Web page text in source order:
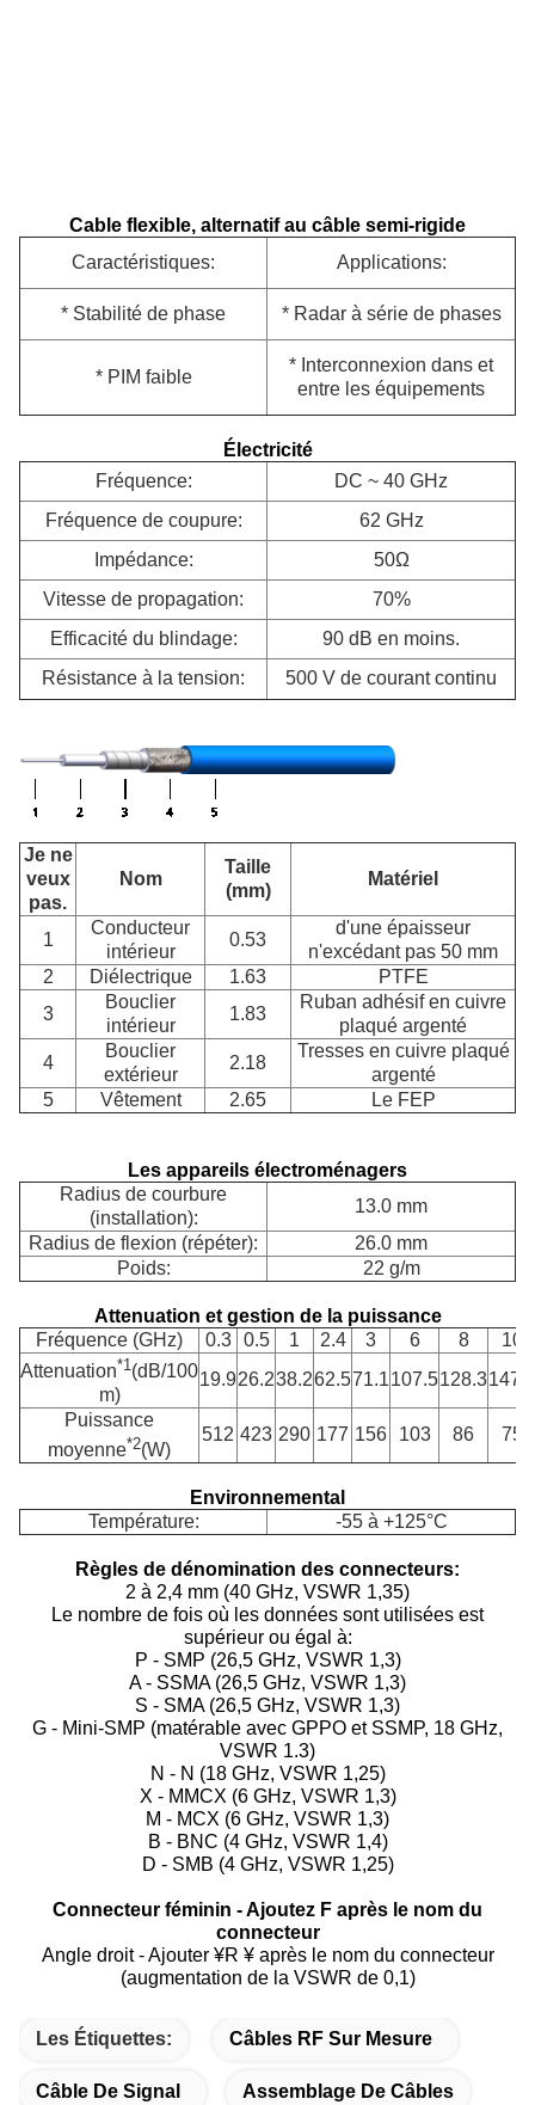
Cable flexible, alternatif au câble semi-rigide
Caractéristiques:
Applications:
* Stabilité de phase * Radar à série de phases
* PIM faible
* Interconnexion dans et
entre les équipements
Électricité
Fréquence:
DC ~ 40 GHz
Fréquence de coupure:
62 GHz
Impédance:
50Ω
Vitesse de propagation:
70%
Efficacité du blindage:
90 dB en moins.
Résistance à la tension:
500 V de courant continu
Je ne
veux
pas.
Nom
Taille
(mm)
Matériel
1
Conducteur
intérieur
0.53
d'une épaisseur
n'excédant pas 50 mm
2
Diélectrique 1.63
PTFE
3
Bouclier
intérieur
1.83
Ruban adhésif en cuivre
plaqué argenté
4
Bouclier
extérieur
2.18
Tresses en cuivre plaqué
argenté
5
Vêtement 2.65 Le FEP
Les appareils électroménagers
Radius de courbure
(installation):
13.0 mm
Radius de flexion (répéter):
26.0 mm
Poids:
22 g/m
Attenuation et gestion de la puissance
Fréquence (GHz)
0.3 0.5 1 2.4 3 6 8
10
Attenuation*1(dB/100
m)
19.926.238.262.571.1107.5128.3147.6
Puissance
moyenne*2(W)
512 423 290 177 156 103 86 75
Environnemental
Température:
-55 à +125°C
Règles de dénomination des connecteurs:
2 à 2,4 mm (40 GHz, VSWR 1,35)
Le nombre de fois où les données sont utilisées est
supérieur ou égal à:
P - SMP (26,5 GHz, VSWR 1,3)
A - SSMA (26,5 GHz, VSWR 1,3)
S - SMA (26,5 GHz, VSWR 1,3)
G - Mini-SMP (matérable avec GPPO et SSMP, 18 GHz,
VSWR 1.3)
N - N (18 GHz, VSWR 1,25)
X - MMCX (6 GHz, VSWR 1,3)
M - MCX (6 GHz, VSWR 1,3)
B - BNC (4 GHz, VSWR 1,4)
D - SMB (4 GHz, VSWR 1,25)
Connecteur féminin - Ajoutez F après le nom du
connecteur
Angle droit - Ajouter ¥R ¥ après le nom du connecteur
(augmentation de la VSWR de 0,1)
Les Étiquettes: Câbles RF Sur Mesure
Câble De Signal Assemblage De Câbles